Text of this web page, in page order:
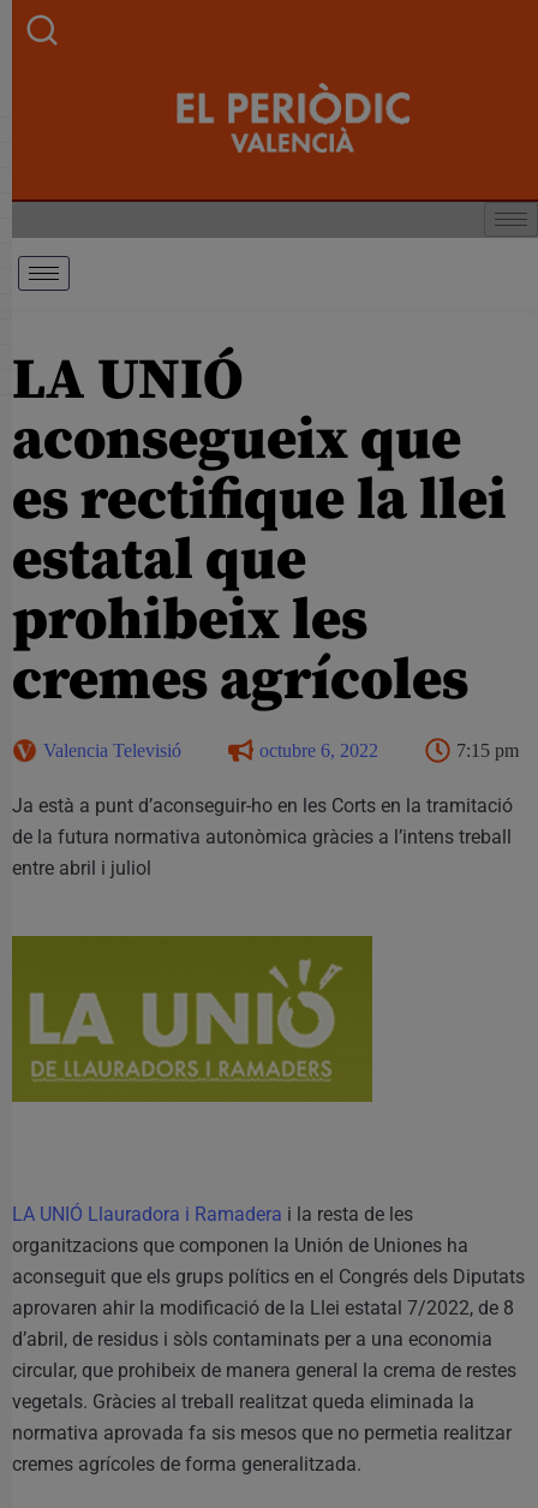
LA UNIÓ
aconsegueix que
es rectifique la llei
estatal que
prohibeix les
cremes agrícoles
Valencia Televisió octubre 6, 2022 7:15 pm
Ja està a punt d’aconseguir-ho en les Corts en la tramitació
de la futura normativa autonòmica gràcies a l’intens treball
entre abril i juliol
LA UNIÓ Llauradora i Ramadera i la resta de les
organitzacions que componen la Unión de Uniones ha
aconseguit que els grups polítics en el Congrés dels Diputats
aprovaren ahir la modificació de la Llei estatal 7/2022, de 8
d’abril, de residus i sòls contaminats per a una economia
circular, que prohibeix de manera general la crema de restes
vegetals. Gràcies al treball realitzat queda eliminada la
normativa aprovada fa sis mesos que no permetia realitzar
cremes agrícoles de forma generalitzada.